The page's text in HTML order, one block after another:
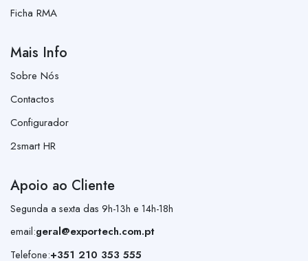
Ficha RMA
Mais Info
Sobre Nós
Contactos
Configurador
2smart HR
Apoio ao Cliente
Segunda a sexta das 9h-13h e 14h-18h
email:geral@exportech.com.pt
Telefone:+351 210 353 555